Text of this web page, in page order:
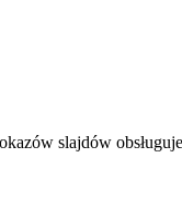
slajdów